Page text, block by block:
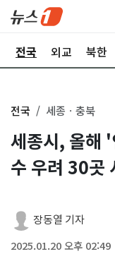
전국 외교 북한
전국 세종ㆍ충북
세종시, 올해
수 우려 30곳
장동열 기자
2025.01.20 오후 02:49